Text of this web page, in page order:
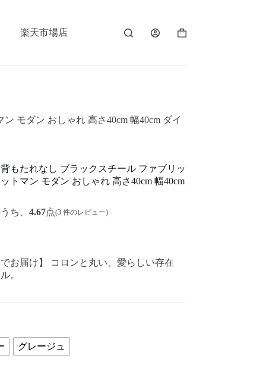
楽天市場店
モダン おしゃれ 高さ40cm 幅40cm ダイ
もたれなし ブラックスチール ファブリッ
トマン モダン おしゃれ 高さ40cm 幅40cm
ち、 4.67点(3件のレビュー)
お届け】 コロンと丸い、愛らしい存在
。
グレージュ